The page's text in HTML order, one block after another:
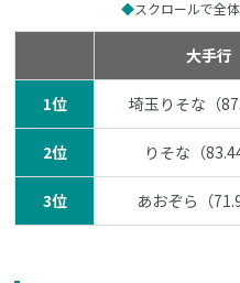
スクロールで全
大手行
1位 埼玉りそな（
2位 りそな（
3位 あおぞら（